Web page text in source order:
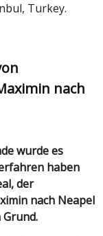
Turkey.
nach
haben
der
nach Neapel